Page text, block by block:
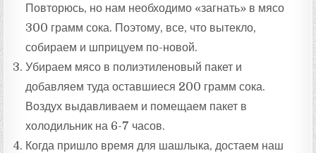
Повторюсь, но нам необходимо «загнать» в мясо
300 грамм сока. Поэтому, все, что вытекло,
собираем и шприцуем по-новой.
Убираем мясо в полиэтиленовый пакет и
добавляем туда оставшиеся 200 грамм сока.
Воздух выдавливаем и помещаем пакет в
холодильник на 6-7 часов.
Когда пришло время для шашлыка, достаем наш